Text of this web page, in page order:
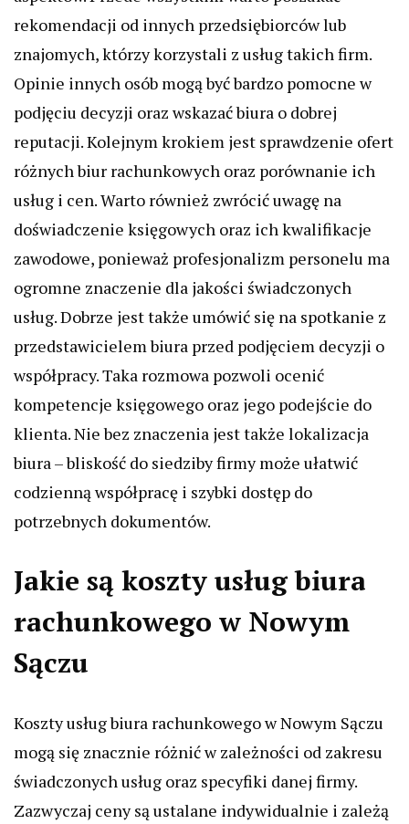
rekomendacji od innych przedsiębiorców lub
znajomych, którzy korzystali z usług takich firm.
Opinie innych osób mogą być bardzo pomocne w
podjęciu decyzji oraz wskazać biura o dobrej
reputacji. Kolejnym krokiem jest sprawdzenie ofert
różnych biur rachunkowych oraz porównanie ich
usług i cen. Warto również zwrócić uwagę na
doświadczenie księgowych oraz ich kwalifikacje
zawodowe, ponieważ profesjonalizm personelu ma
ogromne znaczenie dla jakości świadczonych
usług. Dobrze jest także umówić się na spotkanie z
przedstawicielem biura przed podjęciem decyzji o
współpracy. Taka rozmowa pozwoli ocenić
kompetencje księgowego oraz jego podejście do
klienta. Nie bez znaczenia jest także lokalizacja
biura – bliskość do siedziby firmy może ułatwić
codzienną współpracę i szybki dostęp do
potrzebnych dokumentów.
Jakie są koszty usług biura
rachunkowego w Nowym
Sączu
Koszty usług biura rachunkowego w Nowym Sączu
mogą się znacznie różnić w zależności od zakresu
świadczonych usług oraz specyfiki danej firmy.
Zazwyczaj ceny są ustalane indywidualnie i zależą